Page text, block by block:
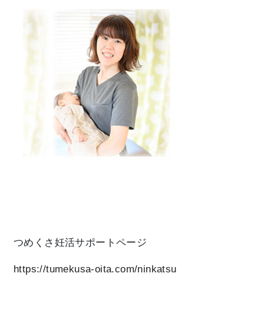
つめくさ妊活サポートページ
https://tumekusa-oita.com/ninkatsu